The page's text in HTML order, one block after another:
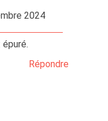
2024
Répondre